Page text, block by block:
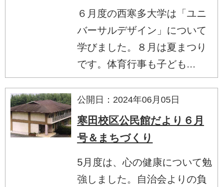
６月度の西寒多大学は「ユニ
バーサルデザイン」について
学びました。８月は夏まつり
です。体育行事も子ども...
公開日：2024年06月05日
寒田校区公民館だより６月
号＆まちづくり
5月度は、心の健康について勉
強しました。自治会よりの負